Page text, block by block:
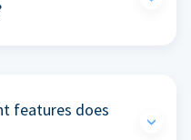
features does